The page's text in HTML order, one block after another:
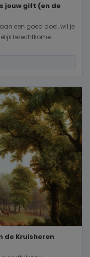
jouw gift (en de
een goed doel, wil je
terechtkome...
de Kruisheren